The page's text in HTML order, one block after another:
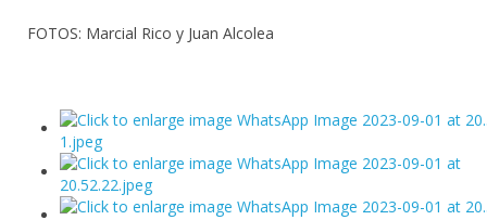
FOTOS: Marcial Rico y Juan Alcolea